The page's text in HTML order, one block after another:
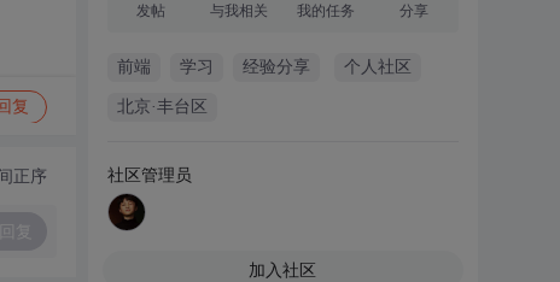
复
正序
发帖 与我相关 我的任务 分享
前端 学习 经验分享 个人社区
北京·丰台区
社区管理员
加入社区